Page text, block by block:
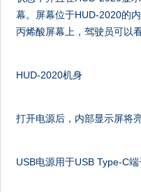
幕。屏幕位于HUD-2020的
丙烯酸屏幕上，驾驶员可以
HUD-2020机身
打开电源后，内部显示屏将
USB电源用于USB Type-C端